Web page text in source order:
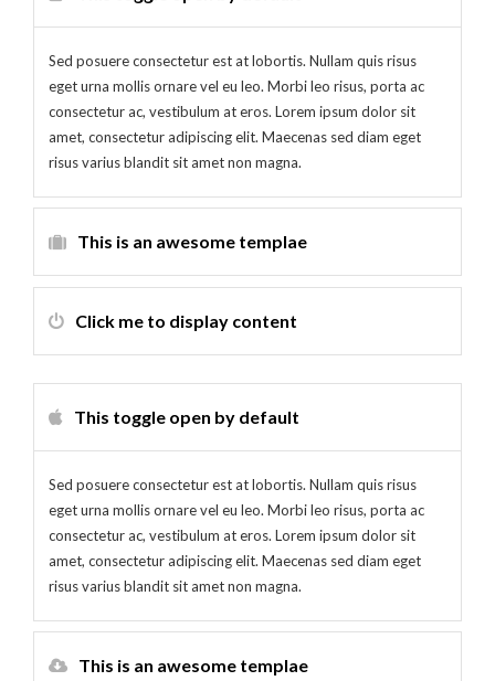
Sed posuere consectetur est at lobortis. Nullam quis risus
eget urna mollis ornare vel eu leo. Morbi leo risus, porta ac
consectetur ac, vestibulum at eros. Lorem ipsum dolor sit
amet, consectetur adipiscing elit. Maecenas sed diam eget
risus varius blandit sit amet non magna.
This is an awesome templae
Click me to display content
This toggle open by default
Sed posuere consectetur est at lobortis. Nullam quis risus
eget urna mollis ornare vel eu leo. Morbi leo risus, porta ac
consectetur ac, vestibulum at eros. Lorem ipsum dolor sit
amet, consectetur adipiscing elit. Maecenas sed diam eget
risus varius blandit sit amet non magna.
This is an awesome templae